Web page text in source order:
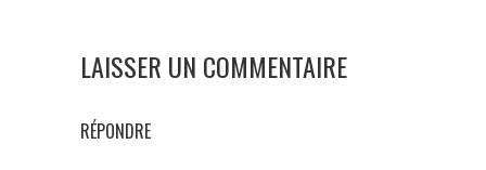
LAISSER UN COMMENTAIRE
RÉPONDRE